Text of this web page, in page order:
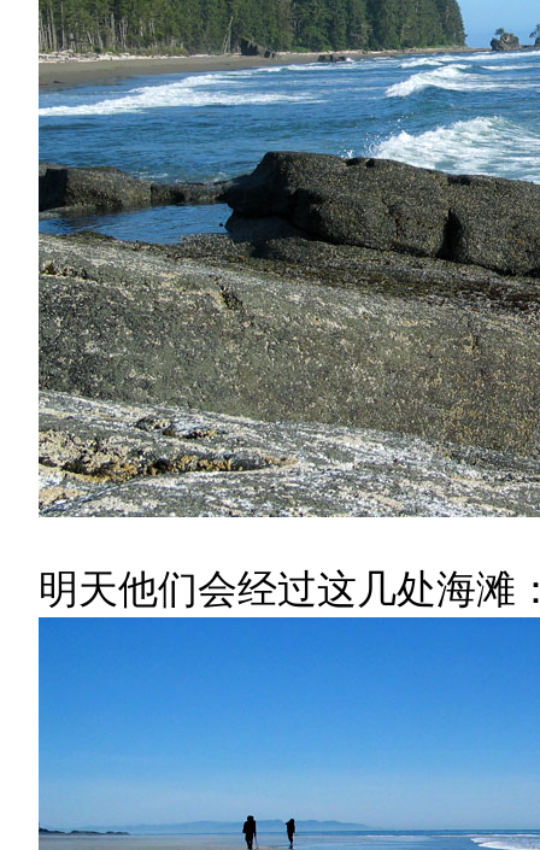
明天他们会经过这几处海滩